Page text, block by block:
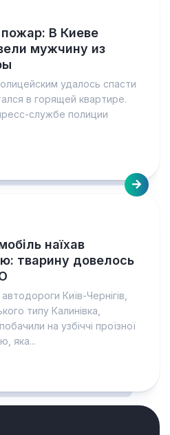
В Киеве
мужчину из
удалось спасти
в горящей квартире.
службе полиции
наїхав
тварину довелось
Київ-Чернігів,
типу Калинівка,
на узбіччі проїзної
яка...